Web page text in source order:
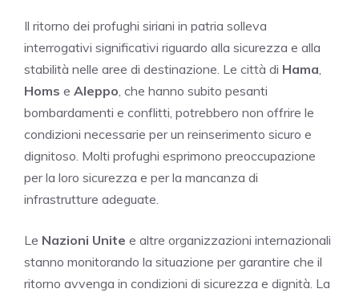
Il ritorno dei profughi siriani in patria solleva
interrogativi significativi riguardo alla sicurezza e alla
stabilità nelle aree di destinazione. Le città di Hama,
Homs e Aleppo, che hanno subito pesanti
bombardamenti e conflitti, potrebbero non offrire le
condizioni necessarie per un reinserimento sicuro e
dignitoso. Molti profughi esprimono preoccupazione
per la loro sicurezza e per la mancanza di
infrastrutture adeguate.
Le Nazioni Unite e altre organizzazioni internazionali
stanno monitorando la situazione per garantire che il
ritorno avvenga in condizioni di sicurezza e dignità. La